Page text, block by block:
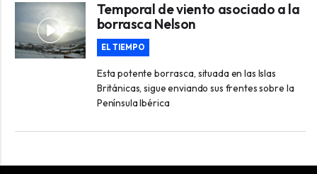
Temporal de viento asociado a la
borrasca Nelson
EL TIEMPO
Esta potente borrasca, situada en las Islas
Británicas, sigue enviando sus frentes sobre la
Península Ibérica